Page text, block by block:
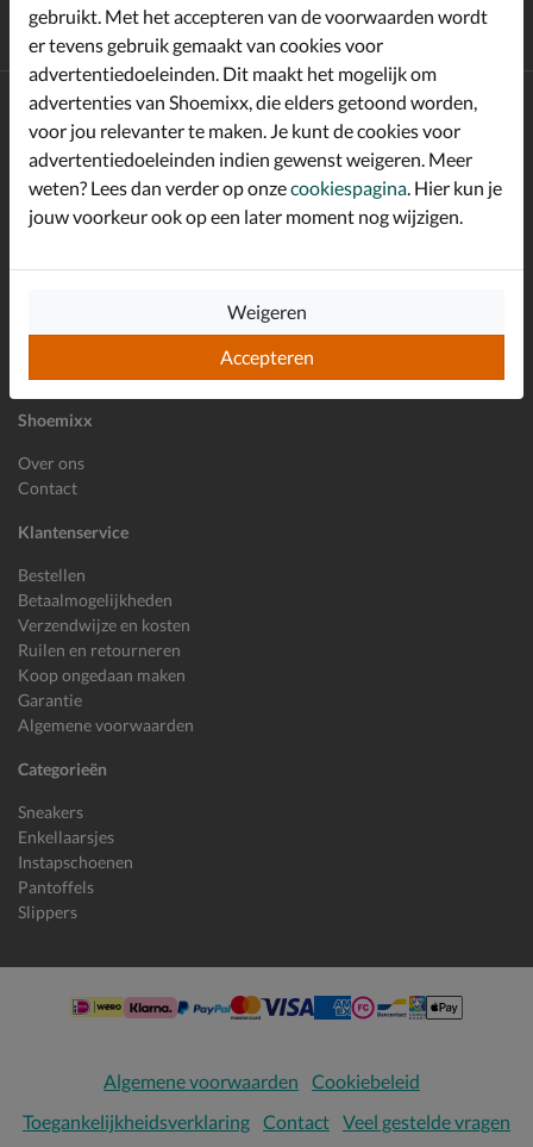
Gratisverzending en retour*
Achterafbetalen
Shoemixx
Over ons
Contact
Klantenservice
Bestellen
Betaalmogelijkheden
Verzendwijze en kosten
Ruilen en retourneren
Koop ongedaan maken
Garantie
Algemene voorwaarden
Categorieën
Sneakers
Enkellaarsjes
Instapschoenen
Pantoffels
Slippers
Altijd op de hoogte zijn?
Schrijf je in voor de Shoemixx nieuwsbrief en ontvang €10,-
welkomstkorting!
Inschrijven
Algemene voorwaarden
Cookiebeleid
Toegankelijkheidsverklaring Contact Veel gestelde vragen
gebruikt. Met het accepteren van de voorwaarden wordt
er tevens gebruik gemaakt van cookies voor
advertentiedoeleinden. Dit maakt het mogelijk om
advertenties van Shoemixx, die elders getoond worden,
voor jou relevanter te maken. Je kunt de cookies voor
advertentiedoeleinden indien gewenst weigeren. Meer
weten? Lees dan verder op onzecookiespagina. Hier kun je
jouw voorkeur ook op een later moment nog wijzigen.
Accepteren
Weigeren